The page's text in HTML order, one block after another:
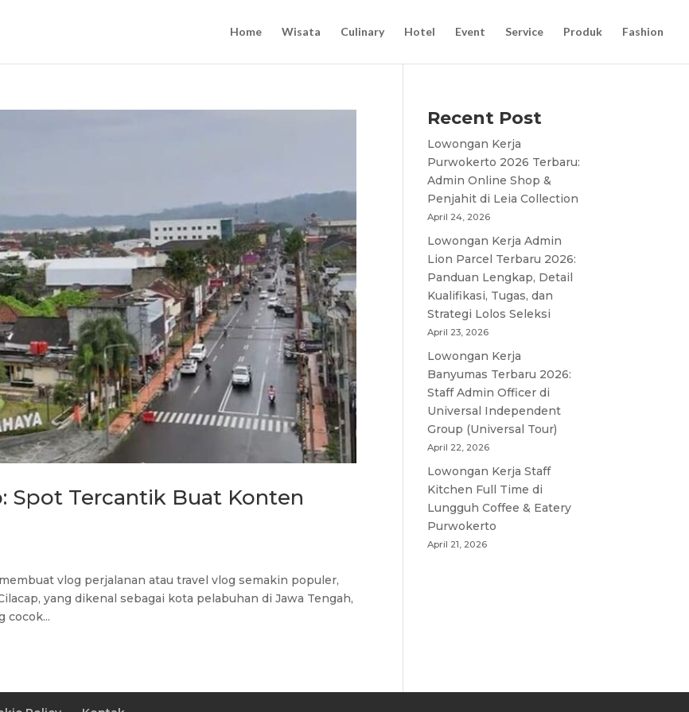
Home Wisata Culinary Hotel Event Service Produk Fashion
Spot Tercantik Buat Konten
vlog perjalanan atau travel vlog semakin populer,
yang dikenal sebagai kota pelabuhan di Jawa Tengah,
cocok...
Recent Post
Lowongan Kerja
Purwokerto 2026 Terbaru:
Admin Online Shop &
Penjahit di Leia Collection
April 24, 2026
Lowongan Kerja Admin
Lion Parcel Terbaru 2026:
Panduan Lengkap, Detail
Kualifikasi, Tugas, dan
Strategi Lolos Seleksi
April 23, 2026
Lowongan Kerja
Banyumas Terbaru 2026:
Staff Admin Officer di
Universal Independent
Group (Universal Tour)
April 22, 2026
Lowongan Kerja Staff
Kitchen Full Time di
Lungguh Coffee & Eatery
Purwokerto
April 21, 2026